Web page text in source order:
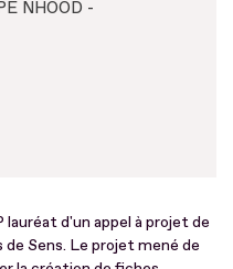
NHOOD -
d'un appel à projet de
Sens. Le projet mené de